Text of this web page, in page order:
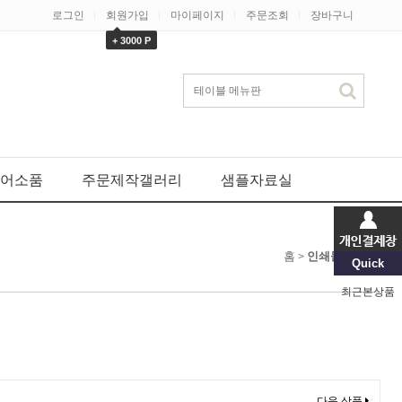
로그인 회원가입
+ 3000 P
마이페이지 주문조회 장바구니
소품 주문제작갤러리 샘플자료실
Quick
최근본상품
홈 > 인쇄물/판촉물